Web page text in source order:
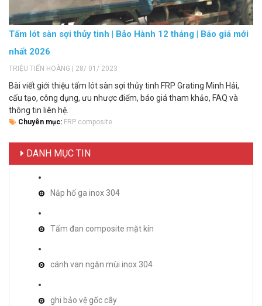
Tấm lót sàn sợi thủy tinh | Bảo Hành 12 tháng | Báo giá mới
nhất 2026
TRIỆU TIẾN HOÀNG | 28/ 01/ 2023
Bài viết giới thiệu tấm lót sàn sợi thủy tinh FRP Grating Minh Hải,
cấu tạo, công dụng, ưu nhược điểm, báo giá tham khảo, FAQ và
thông tin liên hệ.
Chuyên mục: FRP composite
DANH MỤC TIN
Nắp hố ga inox 304
Tấm đan composite mặt kín
cánh van ngăn mùi inox 304
ghi bảo vệ gốc cây